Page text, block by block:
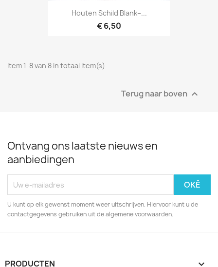
Houten Schild Blank–...
€ 6,50
Item 1-8 van 8 in totaal item(s)
Terug naar boven 
Ontvang ons laatste nieuws en
aanbiedingen
U kunt op elk gewenst moment weer uitschrijven. Hiervoor kunt u de
contactgegevens gebruiken uit de algemene voorwaarden.
PRODUCTEN 